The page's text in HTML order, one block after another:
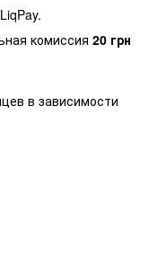
комиссия 20 грн
в зависимости